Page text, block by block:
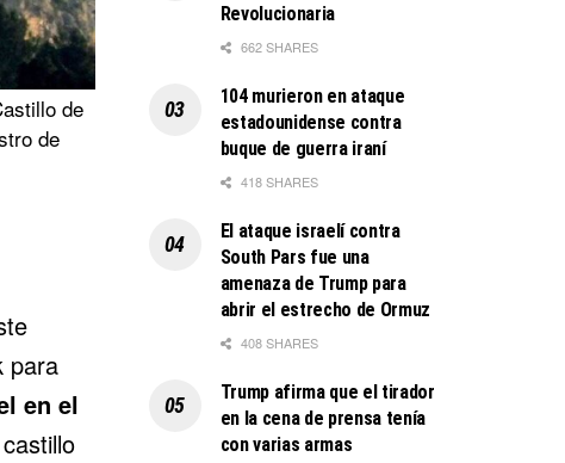
de
de
para
en el
Revolucionaria
662 SHARES
104 murieron en ataque
estadounidense contra
buque de guerra iraní
418 SHARES
El ataque israelí contra
South Pars fue una
amenaza de Trump para
abrir el estrecho de Ormuz
408 SHARES
Trump afirma que el tirador
en la cena de prensa tenía
con varias armas